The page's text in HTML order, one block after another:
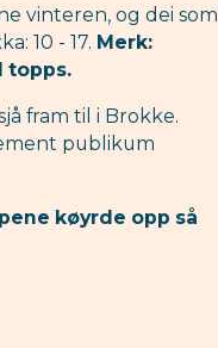
vinteren, og dei som
10 - 17. Merk:
topps.
fram til i Brokke.
publikum
køyrde opp så